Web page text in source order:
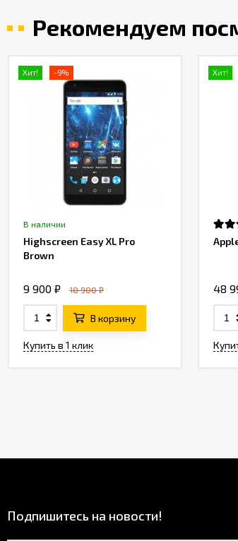
Рекомендуем
Хит! -9%
В наличии
Highscreen Easy XL Pro
Brown
9 900 ₽ 10 900 ₽
В корзину
Купить в 1 клик
Хит!
48
Подпишитесь на новости!